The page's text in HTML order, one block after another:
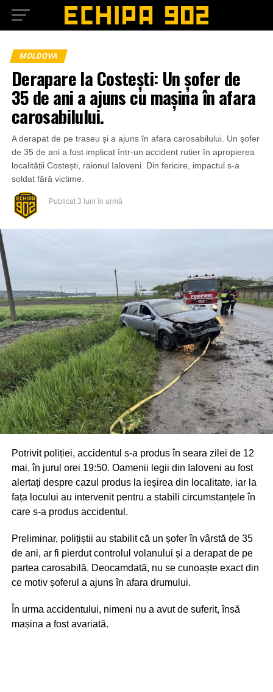
MOLDOVA
Derapare la Costești: Un șofer de
35 de ani a ajuns cu mașina în afara
carosabilului.
A derapat de pe traseu și a ajuns în afara carosabilului. Un șofer
de 35 de ani a fost implicat într-un accident rutier în apropierea
localității Costești, raionul Ialoveni. Din fericire, impactul s-a
soldat fără victime.
Publicat 3 luni în urmă
Potrivit poliției, accidentul s-a produs în seara zilei de 12
mai, în jurul orei 19:50. Oamenii legii din Ialoveni au fost
alertați despre cazul produs la ieșirea din localitate, iar la
fața locului au intervenit pentru a stabili circumstanțele în
care s-a produs accidentul.
Preliminar, polițiștii au stabilit că un șofer în vârstă de 35
de ani, ar fi pierdut controlul volanului și a derapat de pe
partea carosabilă. Deocamdată, nu se cunoaște exact din
ce motiv șoferul a ajuns în afara drumului.
În urma accidentului, nimeni nu a avut de suferit, însă
mașina a fost avariată.